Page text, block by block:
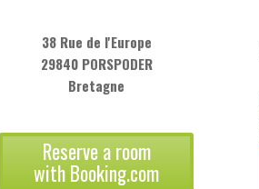
38 Rue de l'Europe
29840 PORSPODER
Bretagne
Reserve a room
with Booking.com